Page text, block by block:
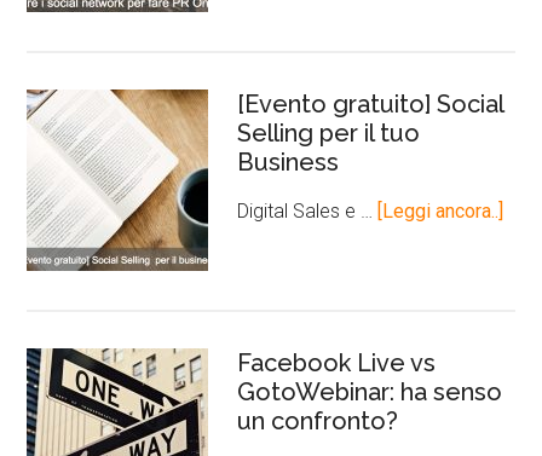
[Evento gratuito] Social
Selling per il tuo
Business
Digital Sales e … [Leggi ancora..]
Facebook Live vs
GotoWebinar: ha senso
un confronto?